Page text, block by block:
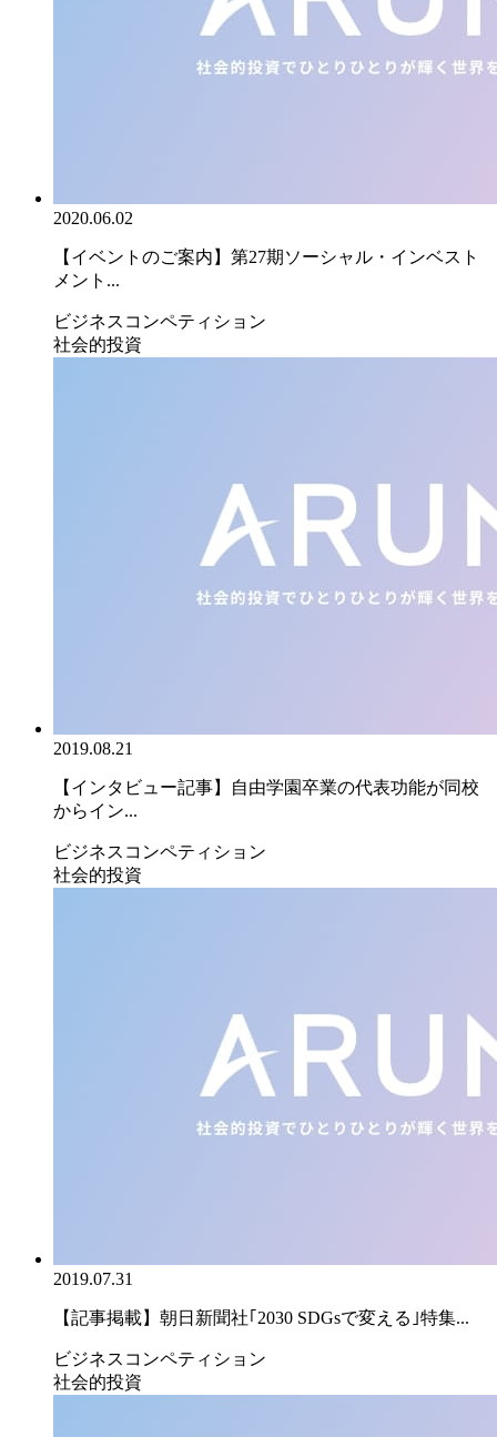
2020.06.02
【イベントのご案内】第27期ソーシャル・インベスト
メント...
ビジネスコンペティション
社会的投資
2019.08.21
【インタビュー記事】自由学園卒業の代表功能が同校
からイン...
ビジネスコンペティション
社会的投資
2019.07.31
【記事掲載】朝日新聞社｢2030 SDGsで変える｣特集...
ビジネスコンペティション
社会的投資